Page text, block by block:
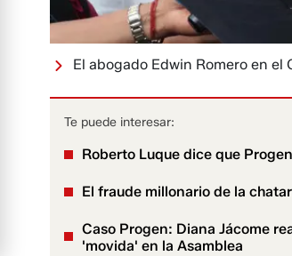
El abogado Edwin Romero en el
Te puede interesar:
Roberto Luque dice que
El fraude millonario de la
Caso Progen: Diana Jácome
'movida' en la Asamblea